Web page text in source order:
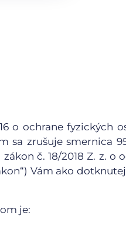
o ochrane fyzických
sa zrušuje smernica
č. 18/2018 Z. z. o
Vám ako
je: